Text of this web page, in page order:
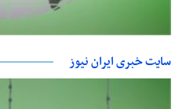
سایت خبری ایران نیوز